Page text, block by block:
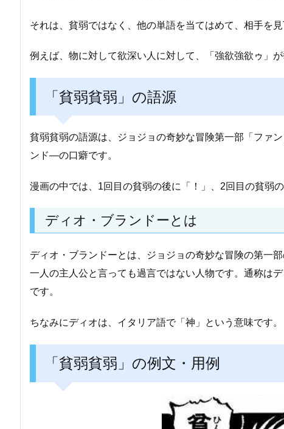
それは、貧弱ではなく、他の単語を当てはめて、相手を
例えば、物に対して欲深い人に対して、「強欲強欲ゥ」が
「貧弱貧弱」の語源
貧弱貧弱の語源は、ジョジョの奇妙な冒険第一部「ファ
ンド―の口癖です。
漫画の中では、1回目の貧弱の後に「！」、2回目の貧弱
ディオ・ブランドーとは
ディオ・ブランドーとは、ジョジョの奇妙な冒険の第一
一人の主人公と言っても過言ではない人物です。通称は
です。
ちなみにディオは、イタリア語で「神」という意味です。
「貧弱貧弱」の例文・用例